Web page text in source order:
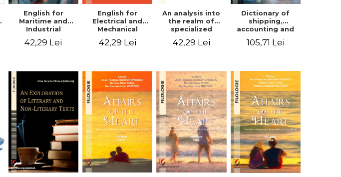
English for
Maritime and
Industrial
Engineering
42,29 Lei
English for
Electrical and
Mechanical
Engineering.
Student’s book
42,29 Lei
An analysis into
the realm of
specialized
languages.
English for civil
42,29 Lei
Dictionary of
shipping,
accounting and
commercial
terms and
German
105,71 Lei